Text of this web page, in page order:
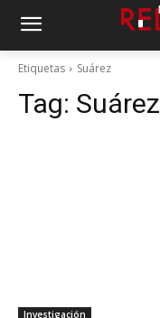
Etiquetas Suárez
Tag: Suárez
Investigación